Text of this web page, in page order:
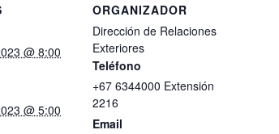
@ 8:00
@ 5:00
ORGANIZADOR
Dirección de Relaciones
Exteriores
Teléfono
+67 6344000 Extensión
2216
Email